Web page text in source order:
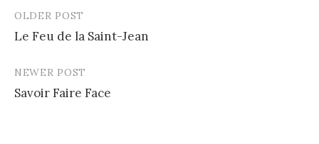
Post
navigation
OLDER POST
Le Feu de la Saint-Jean
NEWER POST
Savoir Faire Face